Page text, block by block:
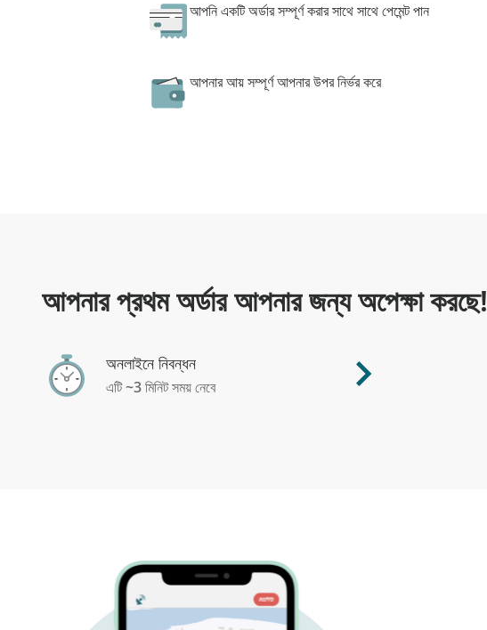
আপনি একটি অর্ডার সম্পূর্ণ করার সাথে সাথে পেমেন্ট পান
আপনার আয় সম্পূর্ণ আপনার উপর নির্ভর করে
আপনার প্রথম অর্ডার আপনার জন্য অপেক্ষা করছে!
অনলাইনে নিবন্ধন
এটি ~3 মিনিট সময় নেবে